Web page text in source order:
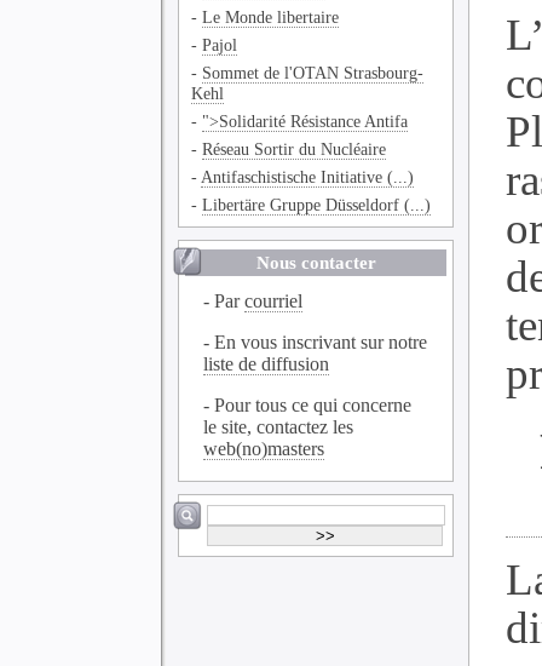
-Le Monde libertaire
-Pajol
- Sommet de l'OTAN Strasbourg-
Kehl
- ">Solidarité Résistance Antifa
-Réseau Sortir du Nucléaire
- Antifaschistische Initiative (...)
-Libertäre Gruppe Düsseldorf (...)
Nous contacter
- Parcourriel
- En vous inscrivant sur notre
liste de diffusion
- Pour tous ce qui concerne
le site, contactez les
web(no)masters